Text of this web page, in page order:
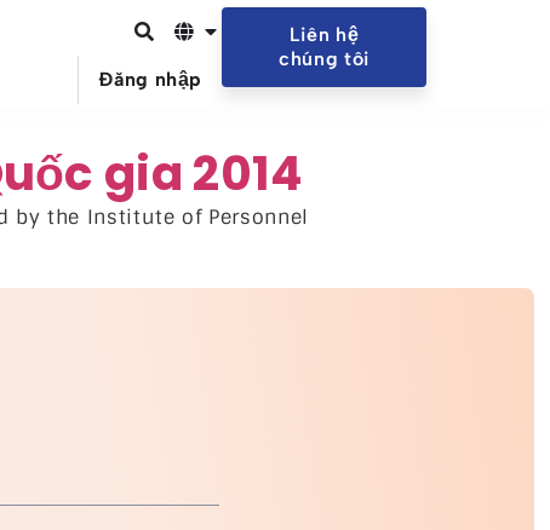
Đăng nhập
Liên hệ
chúng tôi
gia 2014
by the Institute of Personnel